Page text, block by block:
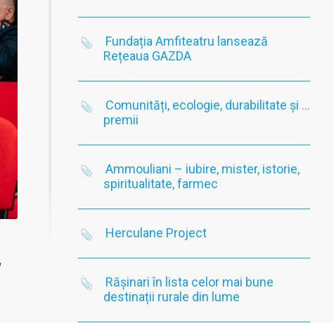
Fundația Amfiteatru lansează
Rețeaua GAZDA
Comunități, ecologie, durabilitate și …
premii
Ammouliani – iubire, mister, istorie,
spiritualitate, farmec
Herculane Project
Rășinari în lista celor mai bune
destinații rurale din lume